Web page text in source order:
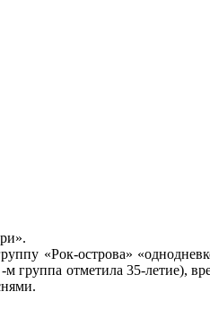
«Рок-острова»
отметила 35-летие),